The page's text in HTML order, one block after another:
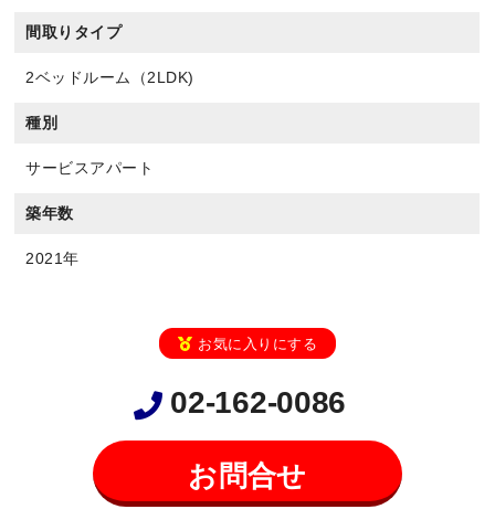
間取りタイプ
2ベッドルーム（2LDK)
種別
サービスアパート
築年数
2021年
お気に入りにする
02-162-0086
お問合せ